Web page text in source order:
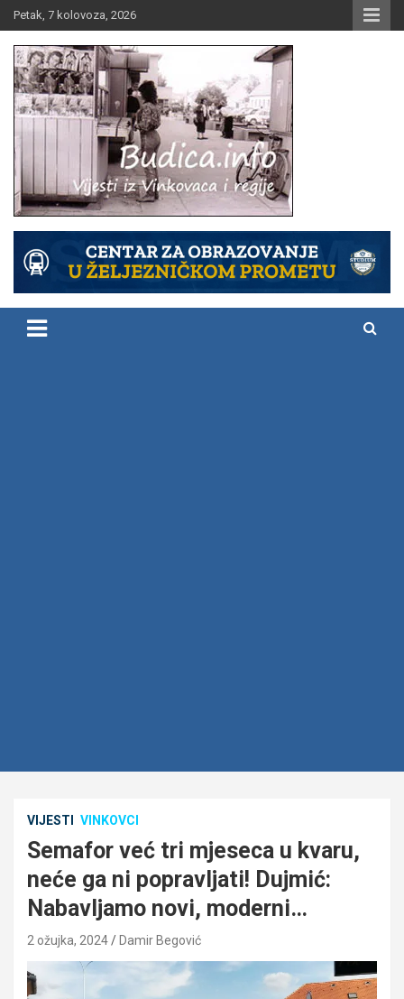
Skip
to
content
Petak, 7 kolovoza, 2026
Budica.info
VIJESTI VINKOVCI
Semafor već tri mjeseca u kvaru,
neće ga ni popravljati! Dujmić:
Nabavljamo novi, moderni…
2 ožujka, 2024 Damir Begović